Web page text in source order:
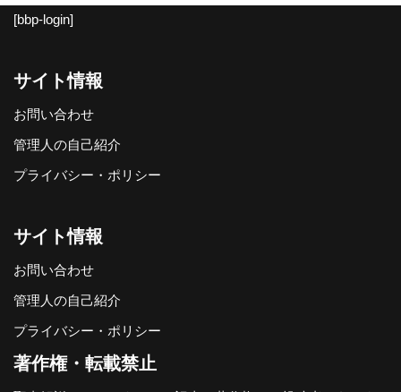
[bbp-login]
サイト情報
お問い合わせ
管理人の自己紹介
プライバシー・ポリシー
サイト情報
お問い合わせ
管理人の自己紹介
プライバシー・ポリシー
著作権・転載禁止